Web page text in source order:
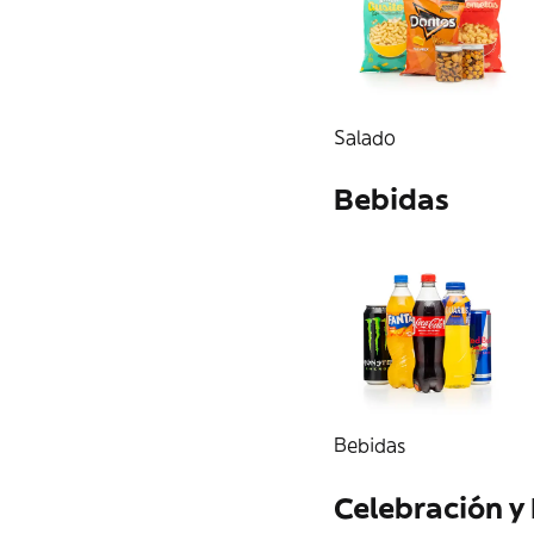
Salado
Bebidas
Bebidas
Celebración y